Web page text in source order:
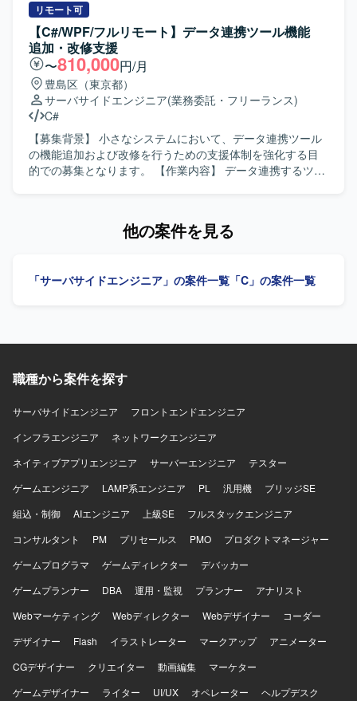
にはPostgreSQLなどのリレーショナルデータベースを利用
する構成となります。
装、テストまで一連の工程をご担当いただきます。また、
開発に関連する各種ドキュメントの作成も実施いただきま
す。 【求める人物像】 モバイルアプリ開発において主体的
に設計から実装、テストまで対応できる方を求めておりま
す。関係者とコミュニケーションを取りながら、品質とユ
ーザビリティを意識した開発ができる方を歓迎いたしま
す。 【ポジションの魅力】 金融系ネットバンキングサービ
スの開発に関わることで、大規模なユーザーを持つサービ
スのモバイルアプリ開発経験を積むことができます。
iOS/Androidいずれかの専門性を活かしつつ、金融ドメイン
の知見も深めていただけます。 【開発環境】 iOS/Android
リモート可
【C#/WPF/フルリモート】データ連携ツール機能
追加・改修支援
〜810,000円/月
豊島区（東京都）
サーバサイドエンジニア(業務委託・フリーランス)
C#
【募集背景】 小さなシステムにおいて、データ連携ツール
の機能追加および改修を行うための支援体制を強化する目
的での募集となります。 【作業内容】 データ連携するツー
れる方を求めております。 【ポジションの魅力】 小規模な
力や品質向上の経験を積むことができます。 【開発環境】
トエンド開発を行っていただきます。アーキテクチャとし
となります。
他の案件を見る
「サーバサイドエンジニア」の案件一覧 「C」の案件一覧
職種から案件を探す
サーバサイドエンジニア
フロントエンドエンジニア
インフラエンジニア
ネットワークエンジニア
ネイティブアプリエンジニア
サーバーエンジニア
テスター
ゲームエンジニア
LAMP系エンジニア PL 汎用機
ブリッジSE
組込・制御
AIエンジニア 上級SE
フルスタックエンジニア
コンサルタント
PM プリセールス PMO
プロダクトマネージャー
ゲームプログラマ
ゲームディレクター
デバッカー
ゲームプランナー
DBA 運用・監視 プランナー
アナリスト
Webマーケティング
Webディレクター Webデザイナー
コーダー
デザイナー
Flash イラストレーター マークアップ
アニメーター
CGデザイナー
クリエイター 動画編集
マーケター
ゲームデザイナー
ライター UI/UX オペレーター
ヘルプデスク